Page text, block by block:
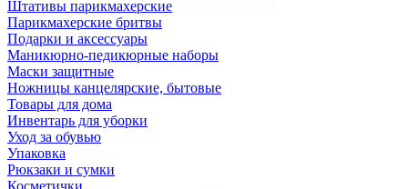
Штативы парикмахерские
Парикмахерские бритвы
Подарки и аксессуары
Маникюрно-педикюрные наборы
Маски защитные
Ножницы канцелярские, бытовые
Товары для дома
Инвентарь для уборки
Уход за обувью
Упаковка
Рюкзаки и сумки
Косметички